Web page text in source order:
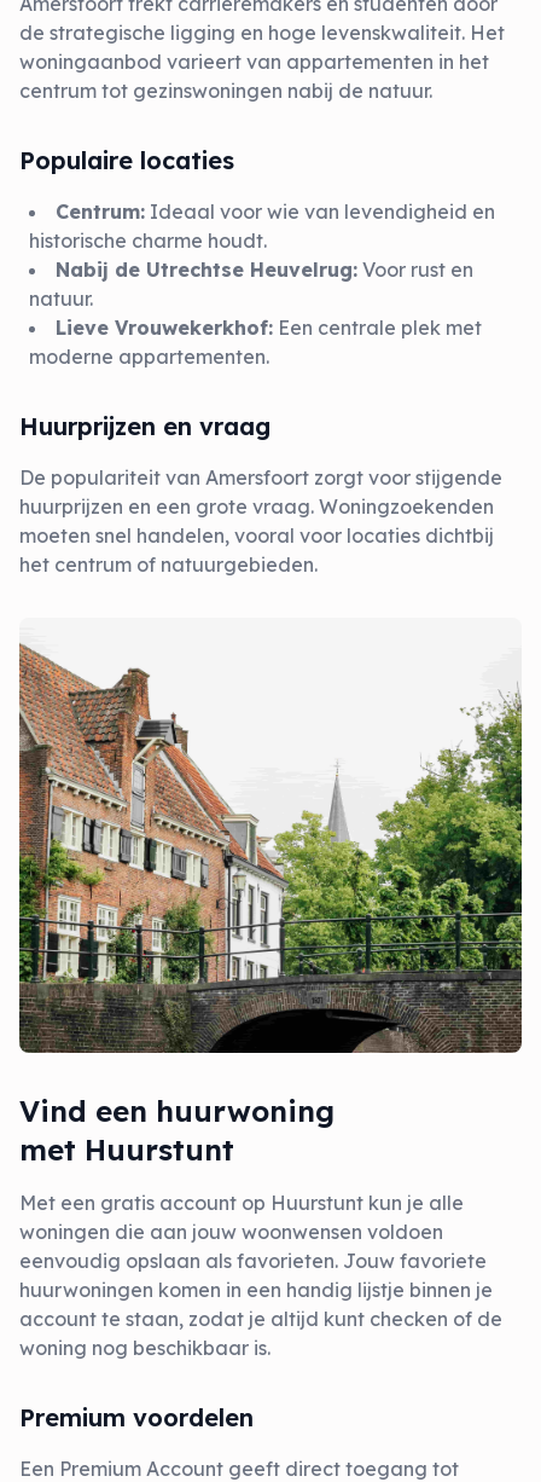
de strategische ligging en hoge levenskwaliteit. Het
woningaanbod varieert van appartementen in het
centrum tot gezinswoningen nabij de natuur.
Populaire locaties
Centrum: Ideaal voor wie van levendigheid en
historische charme houdt.
Nabij de Utrechtse Heuvelrug: Voor rust en
natuur.
Lieve Vrouwekerkhof: Een centrale plek met
moderne appartementen.
Huurprijzen en vraag
De populariteit van Amersfoort zorgt voor stijgende
huurprijzen en een grote vraag. Woningzoekenden
moeten snel handelen, vooral voor locaties dichtbij
het centrum of natuurgebieden.
Vind een huurwoning
met Huurstunt
Met een gratis account op Huurstunt kun je alle
woningen die aan jouw woonwensen voldoen
eenvoudig opslaan als favorieten. Jouw favoriete
huurwoningen komen in een handig lijstje binnen je
account te staan, zodat je altijd kunt checken of de
woning nog beschikbaar is.
Premium voordelen
Een Premium Account geeft direct toegang tot